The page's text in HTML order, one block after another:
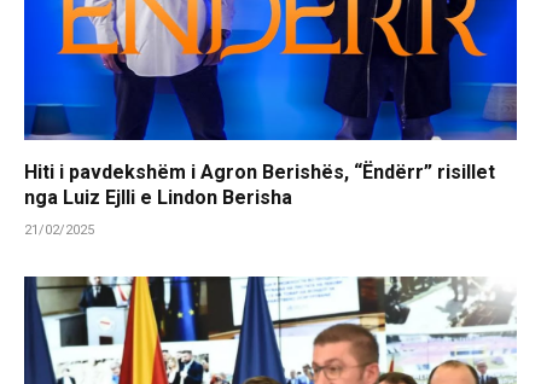
Hiti i pavdekshëm i Agron Berishës, “Ëndërr” risillet
nga Luiz Ejlli e Lindon Berisha
21/02/2025